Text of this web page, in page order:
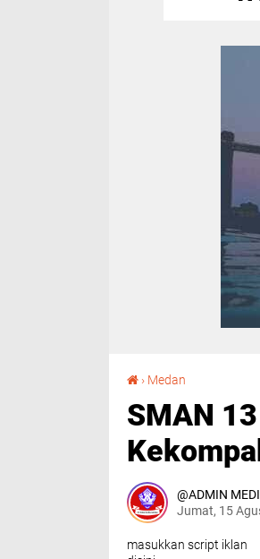
› Medan
SMAN
ADMIN
Jumat, 15
masukkan script iklan